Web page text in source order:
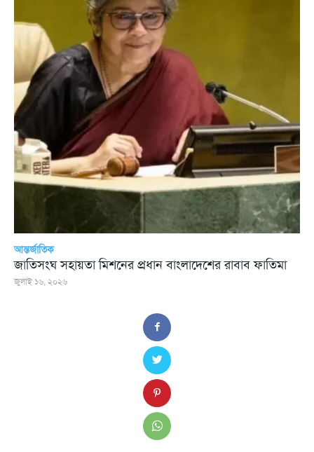
আন্তর্জাতিক
জাতিসংঘ সহায়তা মিশনের প্রধান বাংলাদেশের রাবাব ফাতিমা
জুলাই ১৬, ২০২৬